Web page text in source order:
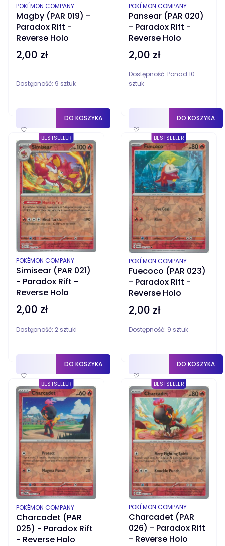
Magby (PAR 019) -
Paradox Rift -
Reverse Holo
PRODUCENT
POKÉMON COMPANY
Cena
2,00 zł
Dostępność: 9 sztuk
♡
DO KOSZYKA
Pansear (PAR 020)
- Paradox Rift -
Reverse Holo
PRODUCENT
POKÉMON COMPANY
Cena
2,00 zł
Dostępność: Ponad 10
sztuk
♡
DO KOSZYKA
BESTSELLER
Simisear (PAR 021)
- Paradox Rift -
Reverse Holo
PRODUCENT
POKÉMON COMPANY
Cena
2,00 zł
Dostępność: 2 sztuki
♡
DO KOSZYKA
BESTSELLER
Fuecoco (PAR 023)
- Paradox Rift -
Reverse Holo
PRODUCENT
POKÉMON COMPANY
Cena
2,00 zł
Dostępność: 9 sztuk
♡
DO KOSZYKA
BESTSELLER
Charcadet (PAR
025) - Paradox Rift
- Reverse Holo
PRODUCENT
POKÉMON COMPANY
BESTSELLER
Charcadet (PAR
026) - Paradox Rift
- Reverse Holo
PRODUCENT
POKÉMON COMPANY